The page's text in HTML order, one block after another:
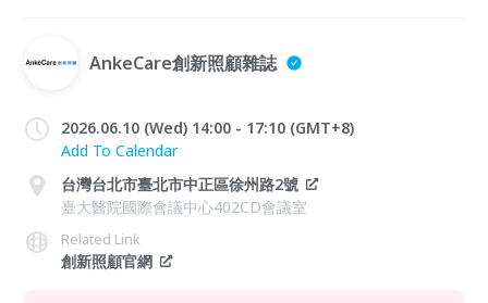
AnkeCare創新照顧雜誌
2026.06.10 (Wed) 14:00 - 17:10 (GMT+8)
Add To Calendar
台灣台北市臺北市中正區徐州路2號
臺大醫院國際會議中心402CD會議室
Related Link
創新照顧官網